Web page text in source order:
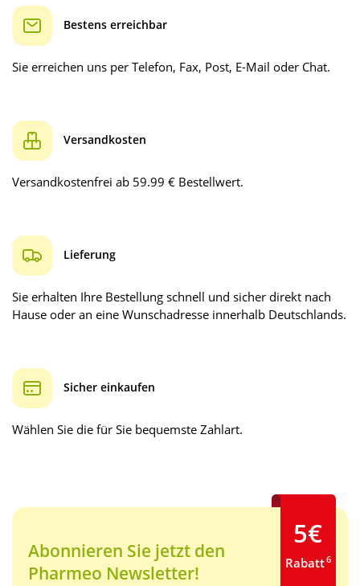
Bestens erreichbar
Sie erreichen uns per Telefon, Fax, Post, E-Mail oder Chat.
Versandkosten
Versandkostenfrei ab 59.99 € Bestellwert.
Lieferung
Sie erhalten Ihre Bestellung schnell und sicher direkt nach
Hause oder an eine Wunschadresse innerhalb Deutschlands.
Sicher einkaufen
Wählen Sie die für Sie bequemste Zahlart.
Abonnieren Sie jetzt den
Pharmeo Newsletter!
5€
Rabatt6